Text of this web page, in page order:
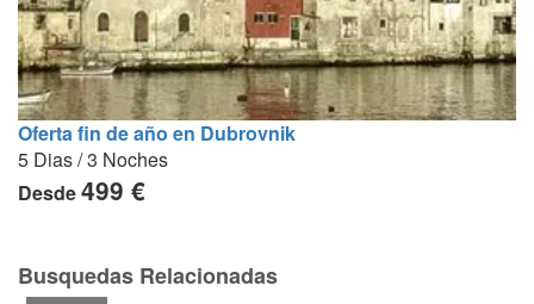
Oferta fin de año en Dubrovnik
5 Dias / 3 Noches
Desde499 €
Busquedas Relacionadas